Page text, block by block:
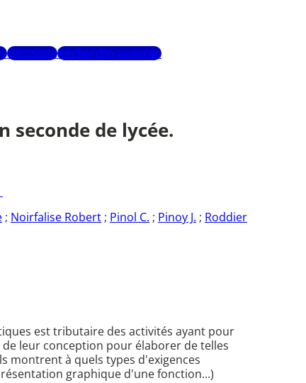
GlossaireRecherche avancée
seconde de lycée.
; Noirfalise Robert ; Pinol C. ; Pinoy J. ; Roddier
est tributaire des activités ayant pour
leur conception pour élaborer de telles
montrent à quels types d'exigences
graphique d'une fonction...)